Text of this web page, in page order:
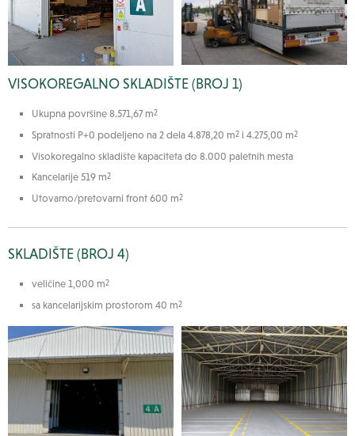
VISOKOREGALNO SKLADIŠTE (BROJ 1)
Ukupna površine 8.571,67 m2
Spratnosti P+0 podeljeno na 2 dela 4.878,20 m2 i 4.275,00 m2
Visokoregalno skladište kapaciteta do 8.000 paletnih mesta
Kancelarije 519 m2
Utovarno/pretovarni front 600 m2
SKLADIŠTE (BROJ 4)
veličine 1,000 m2
sa kancelarijskim prostorom 40 m2